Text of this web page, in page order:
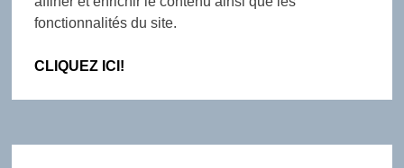
fonctionnalités du site.
CLIQUEZ ICI!